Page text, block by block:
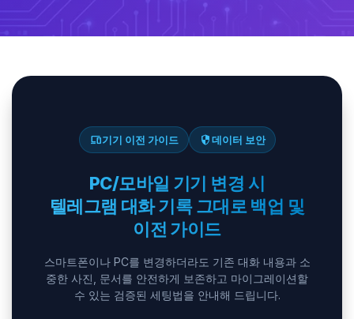
devices기기 이전 가이드 security데이터 보안
PC/모바일 기기 변경 시
텔레그램 대화 기록 그대로 백업 및
이전 가이드
스마트폰이나 PC를 변경하더라도 기존 대화 내용과 소
중한 사진, 문서를 안전하게 보존하고 마이그레이션할
수 있는 검증된 세팅법을 안내해 드립니다.